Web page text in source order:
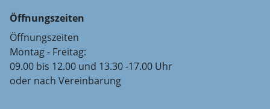
Öffnungszeiten
Öffnungszeiten
Montag - Freitag:
09.00 bis 12.00 und 13.30 -17.00 Uhr
oder nach Vereinbarung